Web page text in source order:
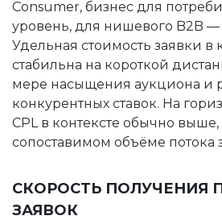
Consumer, бизнес для
уровень, для нишевого B2B
Удельная стоимость заявки в
стабильна на короткой
мере насыщения аукциона и
конкурентных ставок. На
CPL в контексте обычно
сопоставимом объёме потока
СКОРОСТЬ ПОЛУЧЕНИЯ
ЗАЯВОК